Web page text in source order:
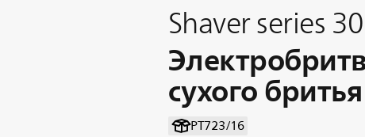
Shaver series
сухого бритья
PT723/16